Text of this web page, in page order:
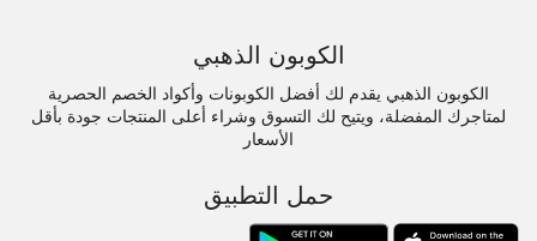
الكوبون الذهبي
الكوبون الذهبي يقدم لك أفضل الكوبونات وأكواد الخصم الحصرية
لمتاجرك المفضلة، ويتيح لك التسوق وشراء أعلى المنتجات جودة بأقل
الأسعار
حمل التطبيق